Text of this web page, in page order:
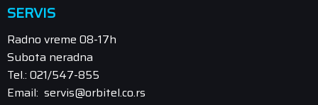
SERVIS
Radno vreme 08-17h
Subota neradna
Tel.: 021/547-855
Email: servis@orbitel.co.rs